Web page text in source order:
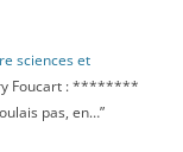
sciences et
Foucart : ********
pas, en…”